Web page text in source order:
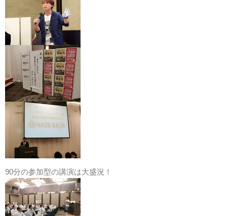
90分の参加型の講演は大盛況！